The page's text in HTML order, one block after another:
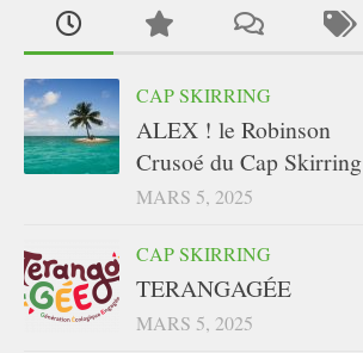
CAP SKIRRING
ALEX ! le Robinson
Crusoé du Cap Skirring
MARS 5, 2025
CAP SKIRRING
TERANGAGÉE
MARS 5, 2025